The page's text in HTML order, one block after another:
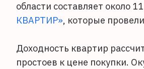
области составляет около
КВАРТИР», которые
Доходность квартир
простоев к цене покупки.